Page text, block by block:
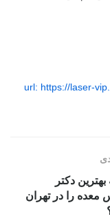
url: https://laser-
دکتر
معده را در تهران